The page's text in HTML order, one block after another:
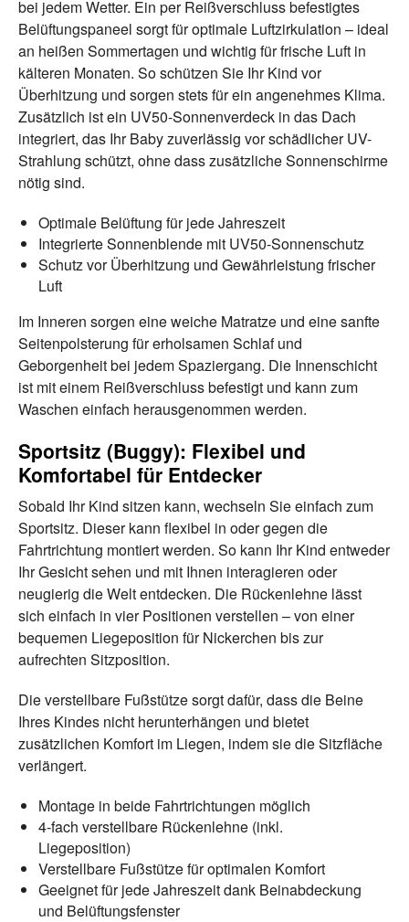
bei jedem Wetter. Ein per Reißverschluss befestigtes
Belüftungspaneel sorgt für optimale Luftzirkulation – ideal
an heißen Sommertagen und wichtig für frische Luft in
kälteren Monaten. So schützen Sie Ihr Kind vor
Überhitzung und sorgen stets für ein angenehmes Klima.
Zusätzlich ist ein UV50-Sonnenverdeck in das Dach
integriert, das Ihr Baby zuverlässig vor schädlicher UV-
Strahlung schützt, ohne dass zusätzliche Sonnenschirme
nötig sind.
Optimale Belüftung für jede Jahreszeit
Integrierte Sonnenblende mit UV50-Sonnenschutz
Schutz vor Überhitzung und Gewährleistung frischer
Luft
Im Inneren sorgen eine weiche Matratze und eine sanfte
Seitenpolsterung für erholsamen Schlaf und
Geborgenheit bei jedem Spaziergang. Die Innenschicht
ist mit einem Reißverschluss befestigt und kann zum
Waschen einfach herausgenommen werden.
Sportsitz (Buggy): Flexibel und
Komfortabel für Entdecker
Sobald Ihr Kind sitzen kann, wechseln Sie einfach zum
Sportsitz. Dieser kann flexibel in oder gegen die
Fahrtrichtung montiert werden. So kann Ihr Kind entweder
Ihr Gesicht sehen und mit Ihnen interagieren oder
neugierig die Welt entdecken. Die Rückenlehne lässt
sich einfach in vier Positionen verstellen – von einer
bequemen Liegeposition für Nickerchen bis zur
aufrechten Sitzposition.
Die verstellbare Fußstütze sorgt dafür, dass die Beine
Ihres Kindes nicht herunterhängen und bietet
zusätzlichen Komfort im Liegen, indem sie die Sitzfläche
verlängert.
Montage in beide Fahrtrichtungen möglich
4-fach verstellbare Rückenlehne (inkl.
Liegeposition)
Verstellbare Fußstütze für optimalen Komfort
Geeignet für jede Jahreszeit dank Beinabdeckung
und Belüftungsfenster